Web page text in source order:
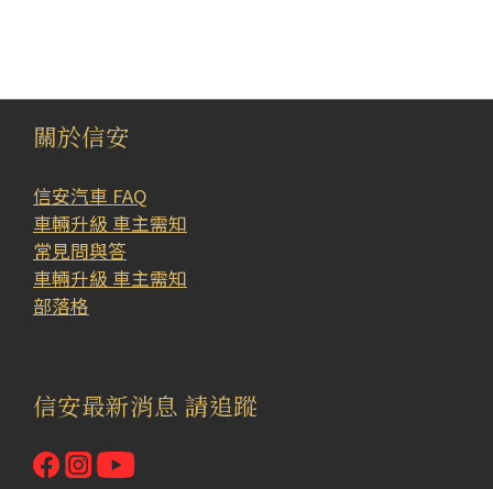
關於信安
信安汽車 FAQ
車輛升級 車主需知
常見問與答
車輛升級 車主需知
部落格
信安最新消息 請追蹤